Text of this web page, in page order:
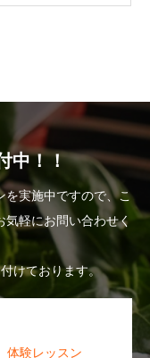
中！！
を実施中ですので、こ
気軽にお問い合わせく
けております。
体験レッスン